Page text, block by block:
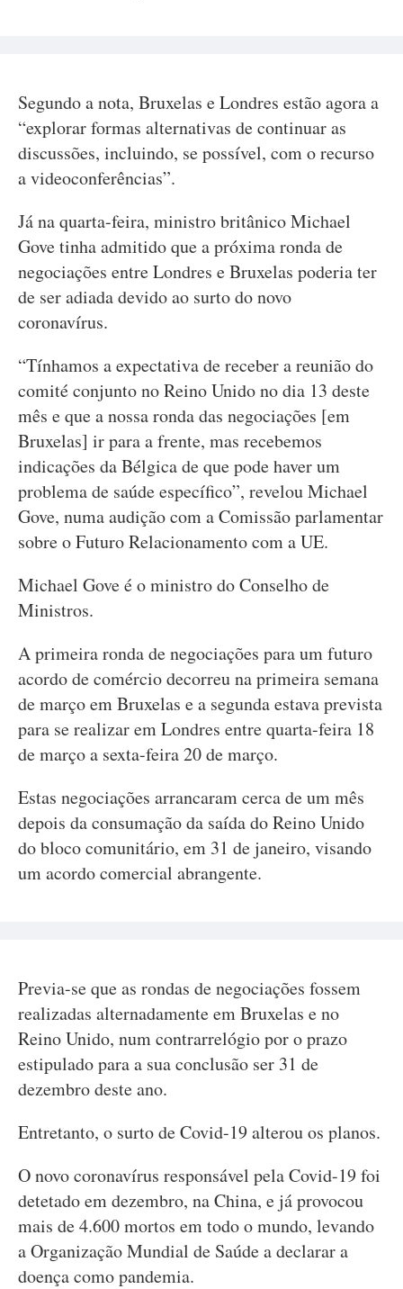
Segundo a nota, Bruxelas e Londres estão agora a
“explorar formas alternativas de continuar as
discussões, incluindo, se possível, com o recurso
a videoconferências”.
Já na quarta-feira, ministro britânico Michael
Gove tinha admitido que a próxima ronda de
negociações entre Londres e Bruxelas poderia ter
de ser adiada devido ao surto do novo
coronavírus.
“Tínhamos a expectativa de receber a reunião do
comité conjunto no Reino Unido no dia 13 deste
mês e que a nossa ronda das negociações [em
Bruxelas] ir para a frente, mas recebemos
indicações da Bélgica de que pode haver um
problema de saúde específico”, revelou Michael
Gove, numa audição com a Comissão parlamentar
sobre o Futuro Relacionamento com a UE.
Michael Gove é o ministro do Conselho de
Ministros.
A primeira ronda de negociações para um futuro
acordo de comércio decorreu na primeira semana
de março em Bruxelas e a segunda estava prevista
para se realizar em Londres entre quarta-feira 18
de março a sexta-feira 20 de março.
Estas negociações arrancaram cerca de um mês
depois da consumação da saída do Reino Unido
do bloco comunitário, em 31 de janeiro, visando
um acordo comercial abrangente.
Previa-se que as rondas de negociações fossem
realizadas alternadamente em Bruxelas e no
Reino Unido, num contrarrelógio por o prazo
estipulado para a sua conclusão ser 31 de
dezembro deste ano.
Entretanto, o surto de Covid-19 alterou os planos.
O novo coronavírus responsável pela Covid-19 foi
detetado em dezembro, na China, e já provocou
mais de 4.600 mortos em todo o mundo, levando
a Organização Mundial de Saúde a declarar a
doença como pandemia.